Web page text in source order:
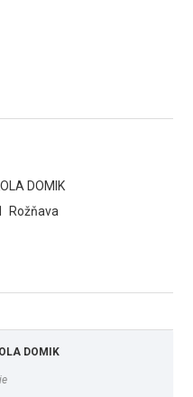
DOMIK
Rožňava
Hodnotenia Ján Domik - AUTOŠKOLA DOMIK